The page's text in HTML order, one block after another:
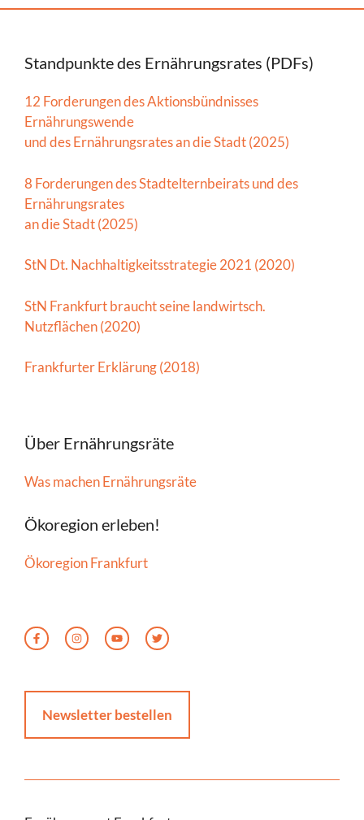
Standpunkte des Ernährungsrates (PDFs)
12 Forderungen des Aktionsbündnisses
Ernährungswende
und des Ernährungsrates an die Stadt (2025)
8 Forderungen des Stadtelternbeirats und des
Ernährungsrates
an die Stadt (2025)
StN Dt. Nachhaltigkeitsstrategie 2021 (2020)
StN Frankfurt braucht seine landwirtsch.
Nutzflächen (2020)
Frankfurter Erklärung (2018)
Über Ernährungsräte
Was machen Ernährungsräte
Ökoregion erleben!
Ökoregion Frankfurt
Newsletter bestellen